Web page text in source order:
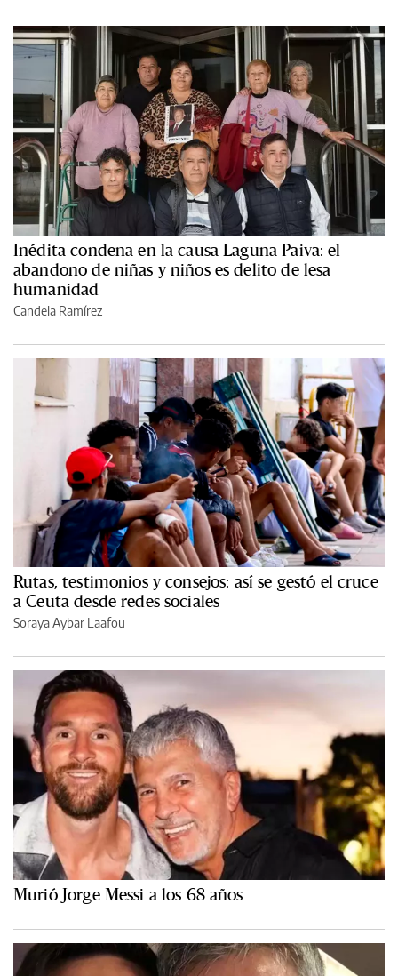
Inédita condena en la causa Laguna Paiva: el
abandono de niñas y niños es delito de lesa
humanidad
Candela Ramírez
Rutas, testimonios y consejos: así se gestó el cruce
a Ceuta desde redes sociales
Soraya Aybar Laafou
Murió Jorge Messi a los 68 años